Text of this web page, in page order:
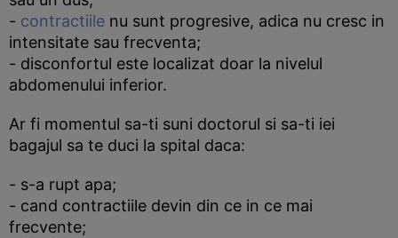
- contractiile nu sunt progresive, adica nu cresc in
intensitate sau frecventa;
- disconfortul este localizat doar la nivelul
abdomenului inferior.
Ar fi momentul sa-ti suni doctorul si sa-ti iei
bagajul sa te duci la spital daca:
- s-a rupt apa;
- cand contractiile devin din ce in ce mai
frecvente;